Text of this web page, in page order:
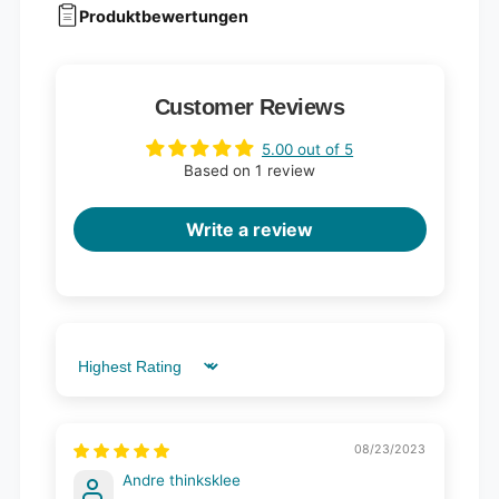
Produktbewertungen
Customer Reviews
5.00 out of 5
Based on 1 review
Write a review
Sort by
08/23/2023
Andre thinksklee